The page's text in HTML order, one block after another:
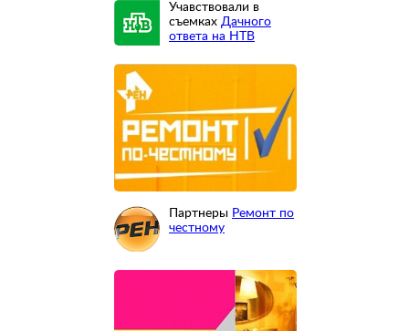
Учавствовали в
съемках Дачного
ответа на НТВ
Партнеры Ремонт по
честному